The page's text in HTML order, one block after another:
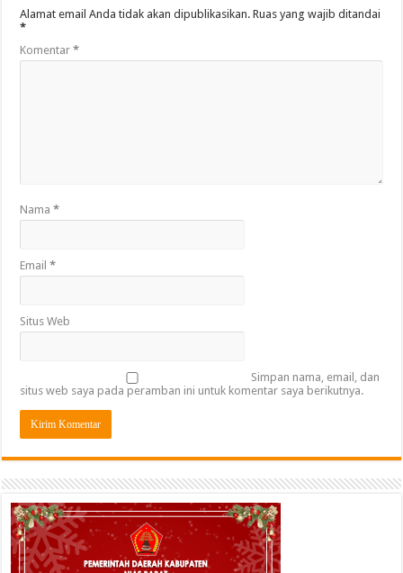
Alamat email Anda tidak akan dipublikasikan. Ruas yang wajib ditandai
*
Komentar*
Nama*
Email*
Situs Web
Simpan nama, email, dan
situs web saya pada peramban ini untuk komentar saya berikutnya.